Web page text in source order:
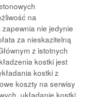
na
nie jedynie
za nieskazitelną
z istotnych
kostki jest
kostki z
koszty na serwisy
układanie kostki